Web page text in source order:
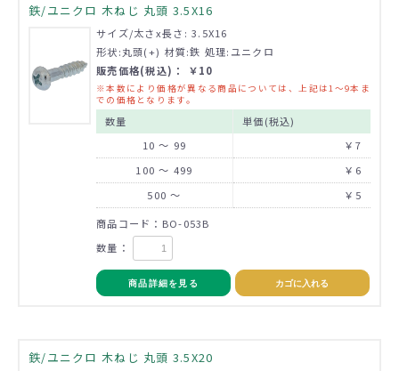
鉄/ユニクロ 木ねじ 丸頭 3.5X16
サイズ/太さx長さ: 3.5X16
形状:丸頭(+) 材質:鉄 処理:ユニクロ
販売価格(税込)： ￥10
※本数により価格が異なる商品については、上記は1～9本ま
での価格となります。
数量
単価(税込)
10 ～ 99
￥7
100 ～ 499
￥6
500 ～
￥5
商品コード：BO-053B
数量：
商品詳細を見る カゴに入れる
鉄/ユニクロ 木ねじ 丸頭 3.5X20